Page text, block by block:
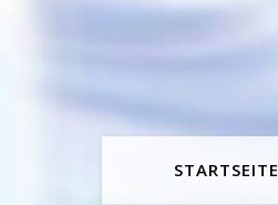
STARTSEITE